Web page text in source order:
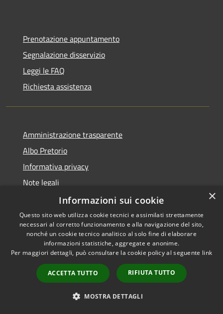
Prenotazione appuntamento
Segnalazione disservizio
Leggi le FAQ
Richiesta assistenza
Amministrazione trasparente
Albo Pretorio
Informativa privacy
Note legali
Dichiarazione di accessibilità
RSS
Accessibilità
Copyright © 2026 • Comune di
Municipium•
Accesso
redazione
×
Informazioni sui cookie
Questo sito web utilizza cookie tecnici e assimilati strettamente
necessari al corretto funzionamento e alla navigazione del sito,
nonché un cookie tecnico analitico al solo fine di elaborare
informazioni statistiche, aggregate e anonime.
Per maggiori dettagli, può consultare la cookie policy al seguente link
ACCETTA TUTTO RIFIUTA TUTTO
MOSTRA DETTAGLI